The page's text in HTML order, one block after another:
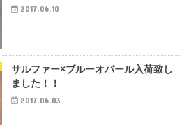
2017.06.10
サルファー×ブルーオパール入荷致し
ました！！
2017.06.03